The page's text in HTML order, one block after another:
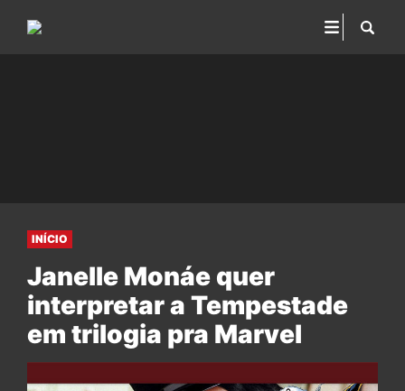
INÍCIO
Janelle Monáe quer
interpretar a Tempestade
em trilogia pra Marvel